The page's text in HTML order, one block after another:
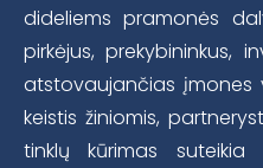
dideliems pramonės
pirkėjus, prekybininkus,
atstovaujančias įmones
keistis žiniomis,
tinklų kūrimas